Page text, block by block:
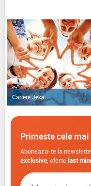
Cariere Jeka
Primeste cele
Aboneaza-te la
exclusive, oferte last